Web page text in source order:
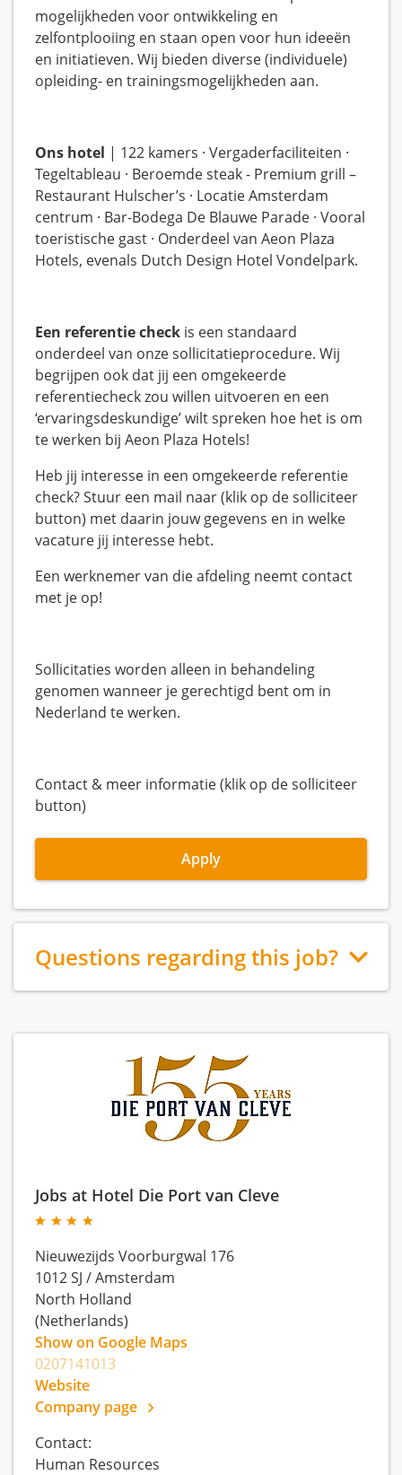
mogelijkheden voor ontwikkeling en
zelfontplooiing en staan open voor hun ideeën
en initiatieven. Wij bieden diverse (individuele)
opleiding- en trainingsmogelijkheden aan.
Ons hotel | 122 kamers · Vergaderfaciliteiten ·
Tegeltableau · Beroemde steak - Premium grill –
Restaurant Hulscher’s · Locatie Amsterdam
centrum · Bar-Bodega De Blauwe Parade · Vooral
toeristische gast · Onderdeel van Aeon Plaza
Hotels, evenals Dutch Design Hotel Vondelpark.
Een referentie check is een standaard
onderdeel van onze sollicitatieprocedure. Wij
begrijpen ook dat jij een omgekeerde
referentiecheck zou willen uitvoeren en een
‘ervaringsdeskundige’ wilt spreken hoe het is om
te werken bij Aeon Plaza Hotels!
Heb jij interesse in een omgekeerde referentie
check? Stuur een mail naar (klik op de solliciteer
button) met daarin jouw gegevens en in welke
vacature jij interesse hebt.
Een werknemer van die afdeling neemt contact
met je op!
Sollicitaties worden alleen in behandeling
genomen wanneer je gerechtigd bent om in
Nederland te werken.
Contact & meer informatie (klik op de solliciteer
button)
Apply
Questions regarding this job?
Jobs at Hotel Die Port van Cleve
Nieuwezijds Voorburgwal 176
1012 SJ /Amsterdam
North Holland
(Netherlands)
Show on Google Maps
0207141013
Website
Company page
Contact:
Human Resources